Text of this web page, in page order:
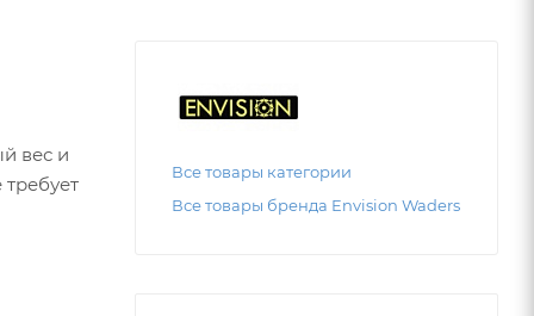
вес и
Все товары категории
Все товары бренда Envision Waders